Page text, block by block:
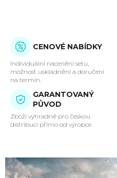
CENOVÉ NABÍDKY
Individuální nacenění setu,
možnost uskladnění a doručení
na termín.
GARANTOVANÝ
PŮVOD
Zboží výhradně pro českou
distribuci přímo od výrobce.